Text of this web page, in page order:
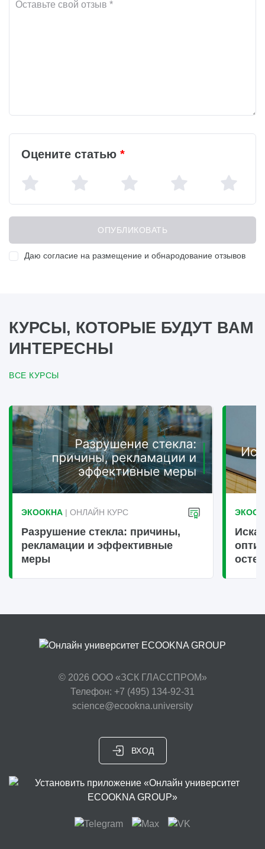
Оцените статью *
Даю согласие на размещение и обнародование отзывов
КУРСЫ, КОТОРЫЕ БУДУТ ВАМ
ИНТЕРЕСНЫ
ВСЕ КУРСЫ
ЭКООКНА | ОНЛАЙН КУРС
Разрушение стекла: причины,
рекламации и эффективные
меры
© 2026 ООО «ЗСК ГЛАССПРОМ»
Телефон: +7 (495) 134-92-31
science@ecookna.university
ВХОД